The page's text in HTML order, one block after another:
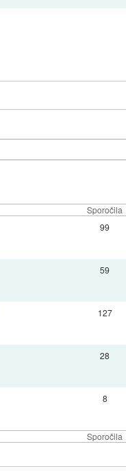
Sporočila
Sporočila
99
59
127
28
8